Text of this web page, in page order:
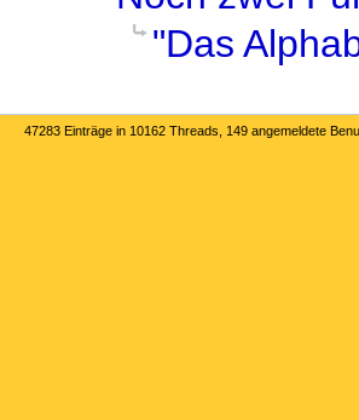
"Das
47283 Einträge in 10162 Threads, 149 angemeldete